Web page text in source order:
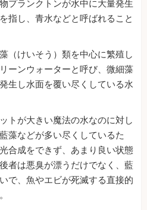
プランクトンが水中に大量発生
指し、青水などと呼ばれること
（けいそう）類を中心に繁殖し
ーンウォーターと呼び、微細藻
生し水面を覆い尽くしている水
トが大きい魔法の水なのに対し
藻などが多い尽くしているた
合成をできず、あまり良い状態
者は悪臭が漂うだけでなく、藍
で、魚やエビが死滅する直接的